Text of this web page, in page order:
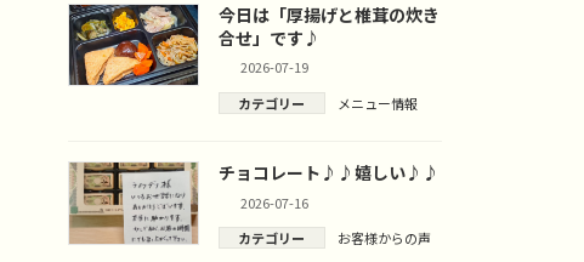
今日は「厚揚げと椎茸の炊き
合せ」です♪
2026-07-19
カテゴリー
メニュー情報
チョコレート♪♪嬉しい♪♪
2026-07-16
カテゴリー
お客様からの声